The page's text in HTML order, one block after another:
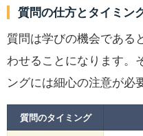
質問の仕方とタイミン
質問は学びの機会である
わせることになります。
ングには細心の注意が必
質問のタイミング